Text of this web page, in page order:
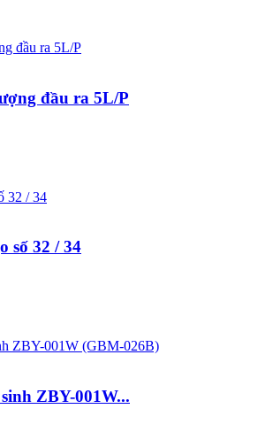
đầu ra 5L/P
số 32 / 34
ZBY-001W...